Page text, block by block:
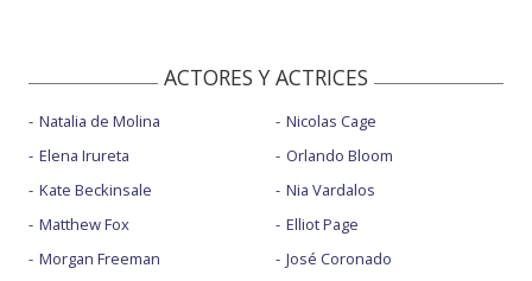
ACTORES Y ACTRICES
Natalia de Molina
Elena Irureta
Kate Beckinsale
Matthew Fox
Morgan Freeman
Nicolas Cage
Orlando Bloom
Nia Vardalos
Elliot Page
José Coronado